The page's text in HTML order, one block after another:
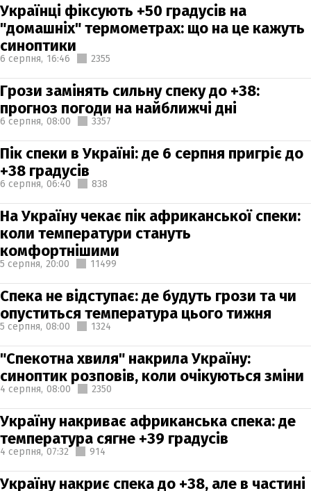
Українці фіксують +50 градусів на
"домашніх" термометрах: що на це кажуть
синоптики
6 серпня, 16:46 2355
Грози замінять сильну спеку до +38:
прогноз погоди на найближчі дні
6 серпня, 08:00 3357
Пік спеки в Україні: де 6 серпня пригріє до
+38 градусів
6 серпня, 06:40 838
На Україну чекає пік африканської спеки:
коли температури стануть
комфортнішими
5 серпня, 20:00 11499
Спека не відступає: де будуть грози та чи
опуститься температура цього тижня
5 серпня, 08:00 1324
"Спекотна хвиля" накрила Україну:
синоптик розповів, коли очікуються зміни
4 серпня, 08:00 2350
Україну накриває африканська спека: де
температура сягне +39 градусів
4 серпня, 07:32 914
Україну накриє спека до +38, але в частині